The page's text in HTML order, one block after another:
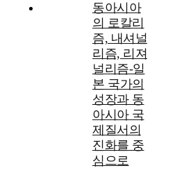
동아시아
의 로칼리
즘, 내셔널
리즘, 리져
널리즘-일
본 국가의
성장과 동
아시아 국
제질서의
진화를 중
심으로